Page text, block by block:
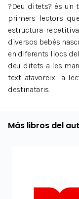
?Deu ditets? és un
primers lectors
estructura
diversos bebès
en diferents llocs
deu ditets a les
text afavoreix la
destinataris.
Más libros del